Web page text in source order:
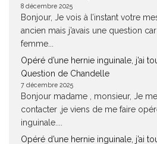
8 décembre 2025
Bonjour, Je vois à l’instant votre
ancien mais j’avais une question
femme...
Opéré d’une hernie inguinale, j’ai
Question de Chandelle
7 décembre 2025
Bonjour madame , monsieur, Je
contacter ,je viens de me faire
inguinale....
Opéré d’une hernie inguinale, j’ai